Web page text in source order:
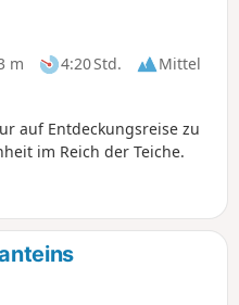
m 4:20 Std.
Mittel
auf Entdeckungsreise zu
im Reich der Teiche.